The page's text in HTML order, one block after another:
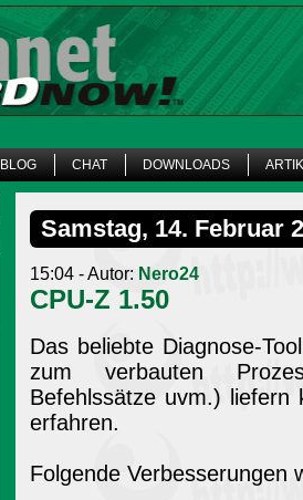
BLOG CHAT DOWNLOADS
Samstag, 14. Februar
15:04 - Autor: Nero24
CPU-Z 1.50
Das beliebte Diagnose-
zum verbauten
Befehlssätze uvm.)
erfahren.
Folgende Verbesserungen